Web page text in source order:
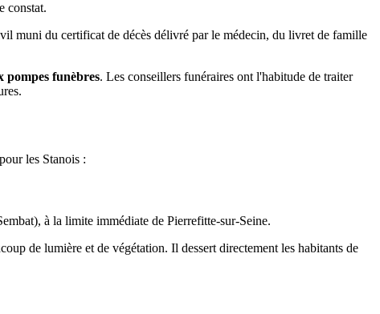
constat.
muni du certificat de décès délivré par le médecin, du livret de famille
pompes funèbres. Les conseillers funéraires ont l'habitude de traiter
les Stanois :
à la limite immédiate de Pierrefitte-sur-Seine.
de lumière et de végétation. Il dessert directement les habitants de